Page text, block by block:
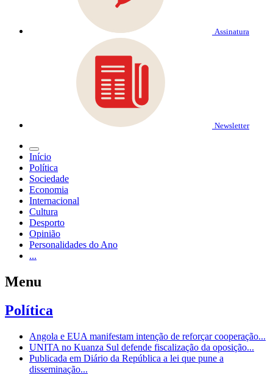
Assinatura
Newsletter
Início
Política
Sociedade
Economia
Internacional
Cultura
Desporto
Opinião
Personalidades do Ano
...
Menu
Política
Angola e EUA manifestam intenção de reforçar cooperação...
UNITA no Kuanza Sul defende fiscalização da oposição...
Publicada em Diário da República a lei que pune a
disseminação...